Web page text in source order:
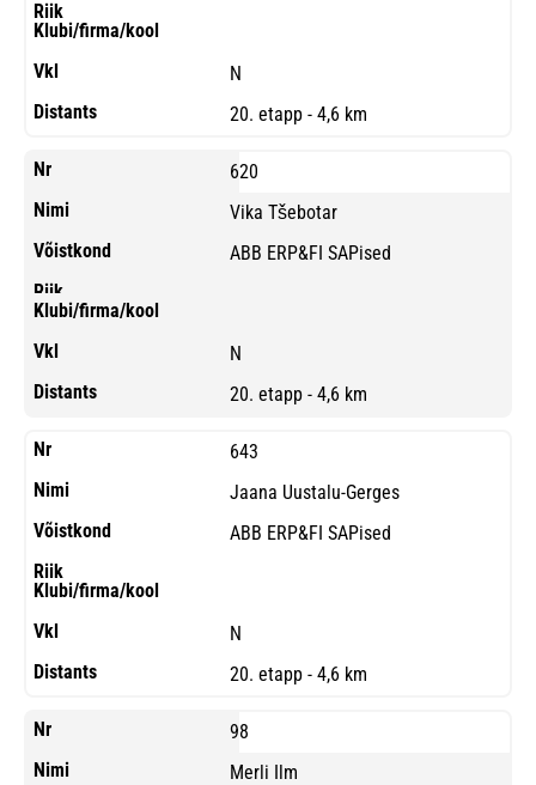
N
20. etapp - 4,6 km
620
Vika Tšebotar
ABB ERP&FI SAPised
N
20. etapp - 4,6 km
643
Jaana Uustalu-Gerges
ABB ERP&FI SAPised
N
20. etapp - 4,6 km
98
Merli Ilm